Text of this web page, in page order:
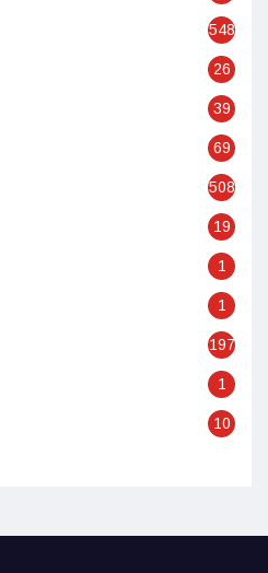
548
26
39
69
508
19
1
1
197
1
10